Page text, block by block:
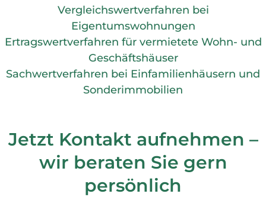
Vergleichswertverfahren bei
Eigentumswohnungen
Ertragswertverfahren für vermietete Wohn- und
Geschäftshäuser
Sachwertverfahren bei Einfamilienhäusern und
Sonderimmobilien
Jetzt Kontakt aufnehmen –
wir beraten Sie gern
persönlich